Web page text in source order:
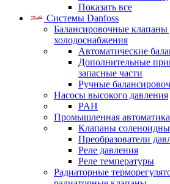
Показать все
Системы Danfoss
Балансировочные клапаны
холодоснабжения
Автоматические
Дополнительные
запасные части
Ручные
Насосы высокого давления
PAH
Промышленная автоматика
Клапаны
Преобразователи
Реле давления
Реле температуры
Радиаторные